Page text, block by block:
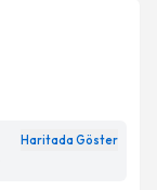
Haritada Göster